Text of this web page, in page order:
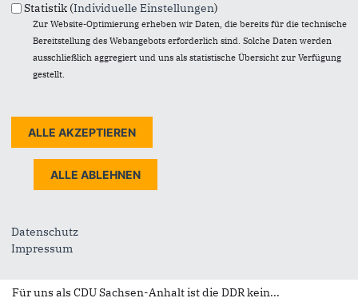
Statement
„[…] und der Zukunft zugewandt… […]“ könnte
Für uns als CDU Sachsen-Anhalt ist die DDR kein...
Statistik (Individuelle Einstellungen)
Zur Website-Optimierung erheben wir Daten, die bereits für die technische
Bereitstellung des Webangebots erforderlich sind. Solche Daten werden
ausschließlich aggregiert und uns als statistische Übersicht zur Verfügung
gestellt.
Datenschutz
Impressum